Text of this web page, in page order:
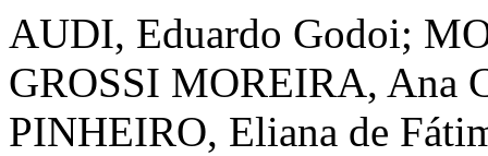
AUDI, Eduardo Godoi;
GROSSI MOREIRA, Ana
PINHEIRO, Eliana de